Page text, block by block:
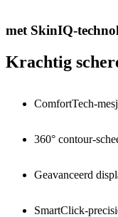
met SkinIQ-
Krachtig
ComfortTech-
360° contour-
Geavanceerd
SmartClick-